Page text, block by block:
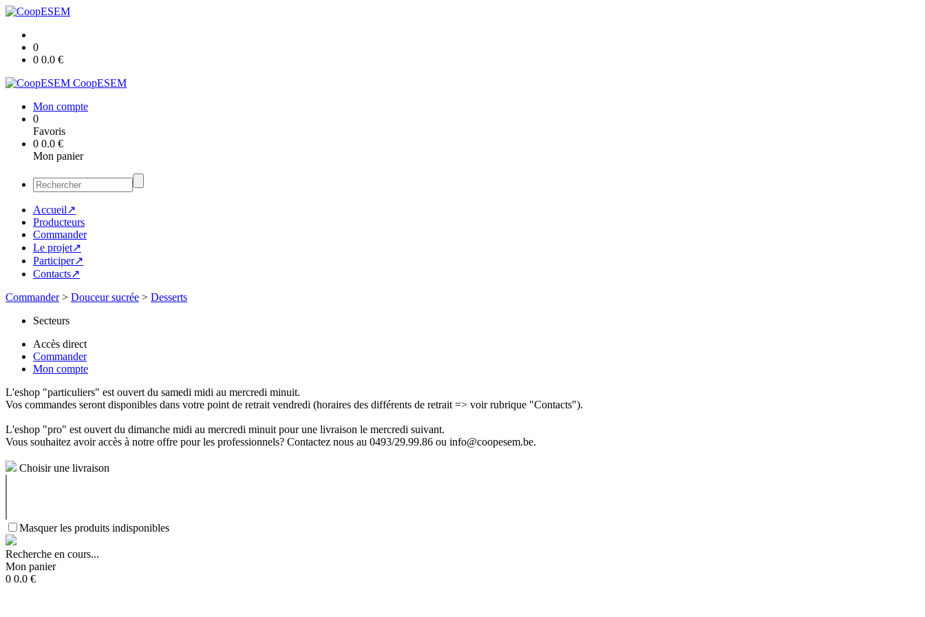
0
0 0.0 €
CoopESEM
Mon compte
0
Favoris
0 0.0 €
Mon panier
Accueil↗
Producteurs
Commander
Le projet↗
Participer↗
Contacts↗
Commander> Douceur sucrée > Desserts
Secteurs
Accès direct
Commander
Mon compte
L'eshop "particuliers" est ouvert du samedi midi au mercredi minuit.
Vos commandes seront disponibles dans votre point de retrait vendredi (horaires des différents de retrait => voir rubrique "Contacts").
L'eshop "pro" est ouvert du dimanche midi au mercredi minuit pour une livraison le mercredi suivant.
Vous souhaitez avoir accès à notre offre pour les professionnels? Contactez nous au 0493/29.99.86 ou info@coopesem.be.
Choisir une livraison
Masquer les produits indisponibles
Recherche en cours...
Mon panier
0 0.0 €